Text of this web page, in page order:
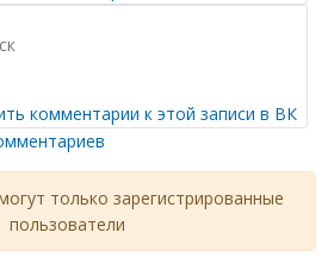
комментарии к этой записи в ВК
только зарегистрированные
пользователи